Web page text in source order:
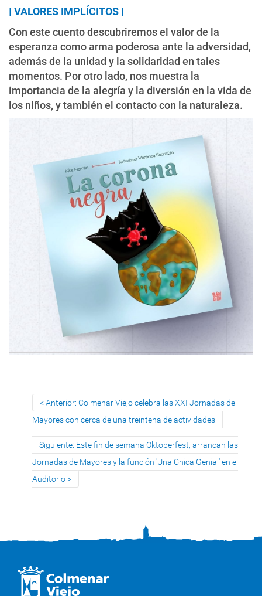
| VALORES IMPLÍCITOS |
Con este cuento descubriremos el valor de la
esperanza como arma poderosa ante la adversidad,
además de la unidad y la solidaridad en tales
momentos. Por otro lado, nos muestra la
importancia de la alegría y la diversión en la vida de
los niños, y también el contacto con la naturaleza.
Anterior: Colmenar Viejo celebra las XXI Jornadas de
Mayores con cerca de una treintena de actividades
Siguiente: Este fin de semana Oktoberfest, arrancan las
Jornadas de Mayores y la función 'Una Chica Genial' en el
Auditorio